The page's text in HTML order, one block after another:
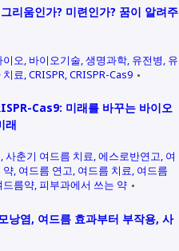
리움인가? 미련인가? 꿈이 알려주
이오 바이오기술 생명과학 유전병 유
치료 CRISPR CRISPR-Cas9
Cas9: 미래를 바꾸는 바이오
래
사춘기 여드름 치료 에스로반연고 여
약 여드름 연고 여드름 치료 여드름
드름약 피부과에서 쓰는 약
낭염, 여드름 효과부터 부작용, 사